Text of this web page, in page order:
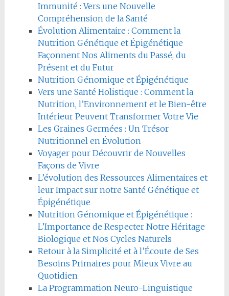
Immunité : Vers une Nouvelle
Compréhension de la Santé
Évolution Alimentaire : Comment la
Nutrition Génétique et Épigénétique
Façonnent Nos Aliments du Passé, du
Présent et du Futur
Nutrition Génomique et Épigénétique
Vers une Santé Holistique : Comment la
Nutrition, l’Environnement et le Bien-être
Intérieur Peuvent Transformer Votre Vie
Les Graines Germées : Un Trésor
Nutritionnel en Évolution
Voyager pour Découvrir de Nouvelles
Façons de Vivre
L’évolution des Ressources Alimentaires et
leur Impact sur notre Santé Génétique et
Épigénétique
Nutrition Génomique et Épigénétique :
L’Importance de Respecter Notre Héritage
Biologique et Nos Cycles Naturels
Retour à la Simplicité et à l’Écoute de Ses
Besoins Primaires pour Mieux Vivre au
Quotidien
La Programmation Neuro-Linguistique